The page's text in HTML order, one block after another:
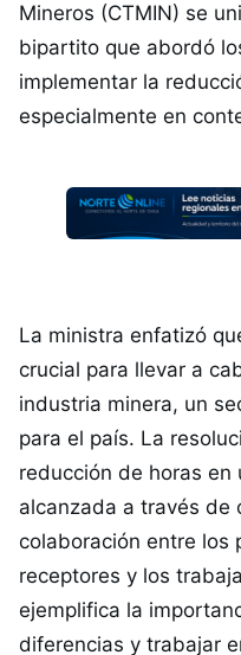
Mineros (CTMIN) se
bipartito que abordó
implementar la
especialmente en
La ministra enfatizó
crucial para llevar a
industria minera, un
para el país. La
reducción de horas en
alcanzada a través de
colaboración entre los
receptores y los
ejemplifica la
diferencias y trabajar